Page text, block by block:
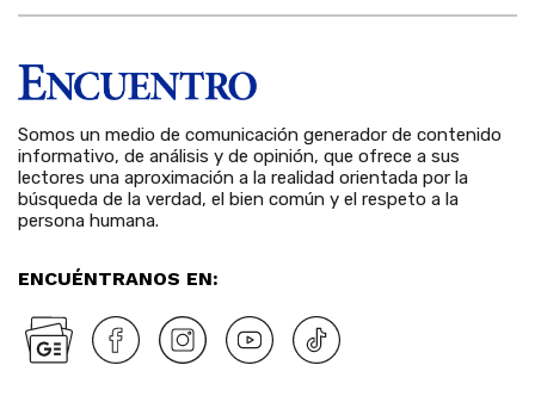
Somos un medio de comunicación generador de contenido
informativo, de análisis y de opinión, que ofrece a sus
lectores una aproximación a la realidad orientada por la
búsqueda de la verdad, el bien común y el respeto a la
persona humana.
ENCUÉNTRANOS EN: